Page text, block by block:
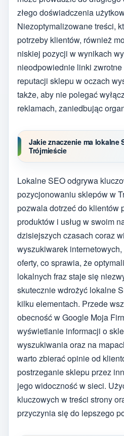
złego doświadczenia
Niezoptymalizowane treści,
potrzeby klientów, również
niskiej pozycji w wynikach
nieodpowiednie linki
reputacji sklepu w oczach
także, aby nie polegać
reklamach, zaniedbując
Jakie znaczenie ma lokalne
Trójmieście
Lokalne SEO odgrywa
pozycjonowaniu sklepów w
pozwala dotrzeć do klientów
produktów i usług w swoim
dzisiejszych czasach coraz
wyszukiwarek
oferty, co sprawia, że
lokalnych fraz staje się
skutecznie wdrożyć lokalne
kilku elementach. Przede
obecność w Google Moja
wyświetlanie informacji o
wyszukiwania oraz na
warto zbierać opinie od
postrzeganie sklepu przez
jego widoczność w sieci.
kluczowych w treści strony
przyczynia się do lepszego